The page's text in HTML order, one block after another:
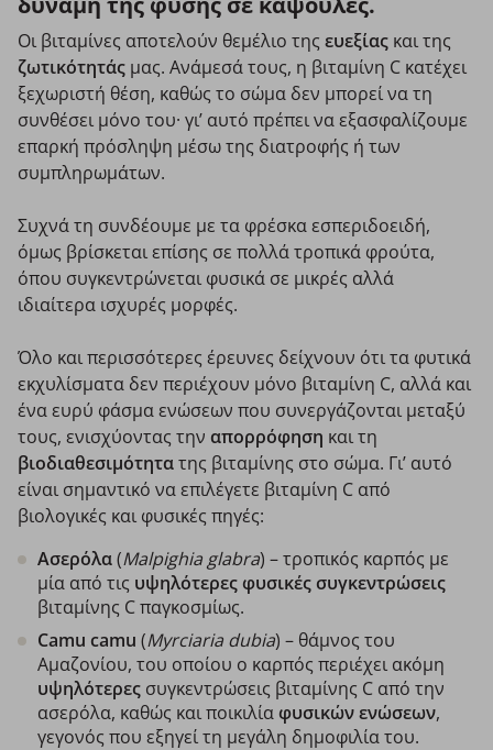
Οι βιταμίνες αποτελούν θεμέλιο της ευεξίας και της
ζωτικότητάς μας. Ανάμεσά τους, η βιταμίνη C κατέχει
ξεχωριστή θέση, καθώς το σώμα δεν μπορεί να τη
συνθέσει μόνο του· γι’ αυτό πρέπει να εξασφαλίζουμε
επαρκή πρόσληψη μέσω της διατροφής ή των
συμπληρωμάτων.
Συχνά τη συνδέουμε με τα φρέσκα εσπεριδοειδή,
όμως βρίσκεται επίσης σε πολλά τροπικά φρούτα,
όπου συγκεντρώνεται φυσικά σε μικρές αλλά
ιδιαίτερα ισχυρές μορφές.
Όλο και περισσότερες έρευνες δείχνουν ότι τα φυτικά
εκχυλίσματα δεν περιέχουν μόνο βιταμίνη C, αλλά και
ένα ευρύ φάσμα ενώσεων που συνεργάζονται μεταξύ
τους, ενισχύοντας την απορρόφηση και τη
βιοδιαθεσιμότητατης βιταμίνης στο σώμα. Γι’ αυτό
είναι σημαντικό να επιλέγετε βιταμίνη C από
βιολογικές και φυσικές πηγές:
Ασερόλα(Malpighia glabra) – τροπικός καρπός με
μία από τις υψηλότερες φυσικές συγκεντρώσεις
βιταμίνης C παγκοσμίως.
Camu camu (Myrciaria dubia) – θάμνος του
Αμαζονίου, του οποίου ο καρπός περιέχει ακόμη
υψηλότερες συγκεντρώσεις βιταμίνης C από την
ασερόλα, καθώς και ποικιλίαφυσικών ενώσεων,
γεγονός που εξηγεί τη μεγάλη δημοφιλία του.